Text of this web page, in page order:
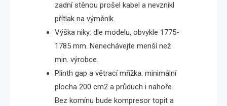
zadní stěnou prošel kabel a nevznikl
přítlak na výměník.
Výška niky: dle modelu, obvykle 1775-
1785 mm. Nenechávejte menší než
min. výrobce.
Plinth gap a větrací mřížka: minimální
plocha 200 cm2 a průduch i nahoře.
Bez komínu bude kompresor topit a